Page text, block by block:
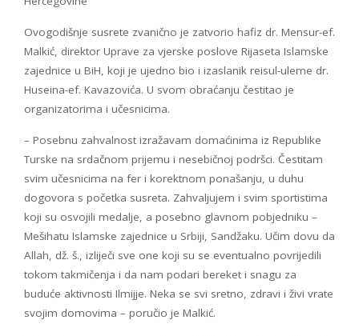
Ovogodišnje susrete zvanično je zatvorio hafiz dr. Mensur-ef.
Malkić, direktor Uprave za vjerske poslove Rijaseta Islamske
zajednice u BiH, koji je ujedno bio i izaslanik reisul-uleme dr.
Huseina-ef. Kavazovića. U svom obraćanju čestitao je
organizatorima i učesnicima.
– Posebnu zahvalnost izražavam domaćinima iz Republike
Turske na srdačnom prijemu i nesebičnoj podršci. Čestitam
svim učesnicima na fer i korektnom ponašanju, u duhu
dogovora s početka susreta. Zahvaljujem i svim sportistima
koji su osvojili medalje, a posebno glavnom pobjedniku –
Mešihatu Islamske zajednice u Srbiji, Sandžaku. Učim dovu da
Allah, dž. š., izliječi sve one koji su se eventualno povrijedili
tokom takmičenja i da nam podari bereket i snagu za
buduće aktivnosti Ilmijje. Neka se svi sretno, zdravi i živi vrate
svojim domovima – poručio je Malkić.